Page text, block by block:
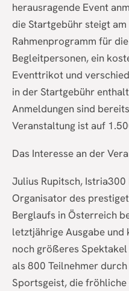
herausragende Event
die Startgebühr steigt
Rahmenprogramm für
Begleitpersonen, ein
Eventtrikot und
in der Startgebühr
Anmeldungen sind
Veranstaltung ist auf
Das Interesse an der
Julius Rupitsch,
Organisator des
Berglaufs in Österreich
letztjährige Ausgabe
noch größeres
als 800 Teilnehmer
Sportsgeist, die